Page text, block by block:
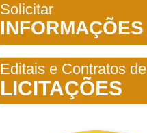
Solicitar
INFORMAÇÕES
Editais e Contratos de
LICITAÇÕES